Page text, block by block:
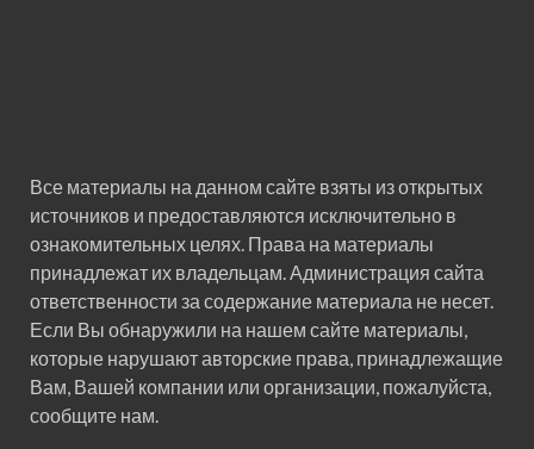
Все материалы на данном сайте взяты из открытых
источников и предоставляются исключительно в
ознакомительных целях. Права на материалы
принадлежат их владельцам. Администрация сайта
ответственности за содержание материала не несет.
Если Вы обнаружили на нашем сайте материалы,
которые нарушают авторские права, принадлежащие
Вам, Вашей компании или организации, пожалуйста,
сообщите нам.